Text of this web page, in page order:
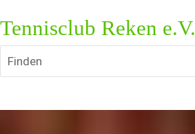
Tennisclub Reken e.V.
Finden